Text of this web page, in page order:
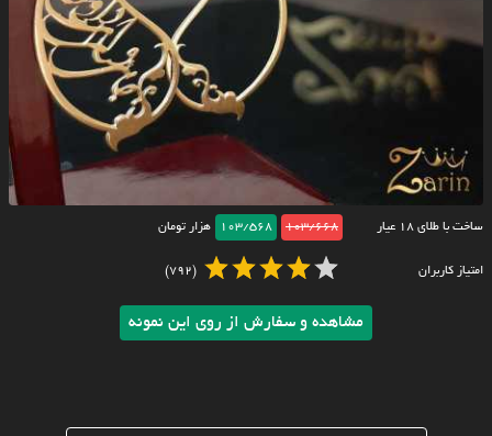
ساخت با طلای ۱۸ عیار 103/668
103/568 هزار تومان
امتیاز کاربران (792)
مشاهده و سفارش از روی این نمونه